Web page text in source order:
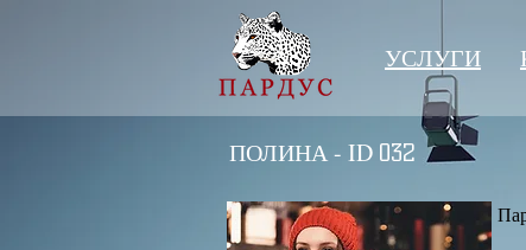
УСЛУГИ
ПОЛИНА - ID 032